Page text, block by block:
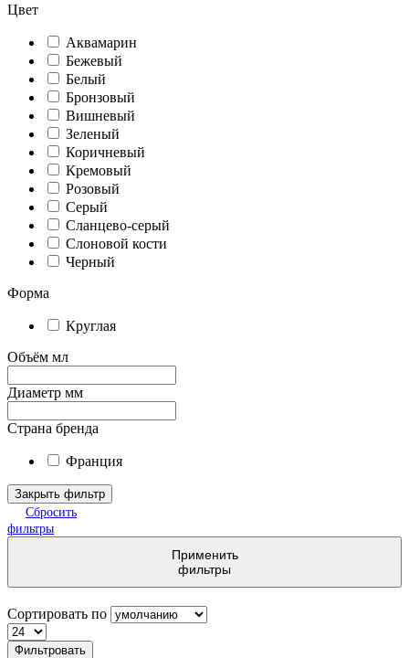
Цвет
Аквамарин
Бежевый
Белый
Бронзовый
Вишневый
Зеленый
Коричневый
Кремовый
Розовый
Серый
Сланцево-серый
Слоновой кости
Черный
Форма
Круглая
Объём мл
Диаметр мм
Страна бренда
Франция
Закрыть фильтр
Сбросить
фильтры
Применить
фильтры
Сортировать по
Фильтровать